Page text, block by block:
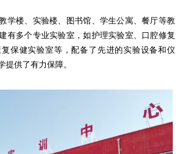
学楼、实验楼、图书馆、学生公寓、餐厅等教
有多个专业实验室，如护理实验室、口腔修复
保健实验室等，配备了先进的实验设备和仪
提供了有力保障。